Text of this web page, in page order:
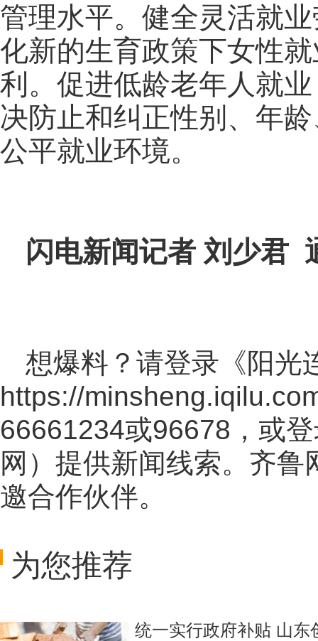
管理水平。健全灵活就
化新的生育政策下女性
利。促进低龄老年人就
决防止和纠正性别、年
公平就业环境。
闪电新闻记者 刘少君
想爆料？请登录《阳光
https://
66661234或96678，或
网 ）提供新闻线索。齐鲁
邀合作伙伴。
为您推荐
统一实行政府补贴 山东